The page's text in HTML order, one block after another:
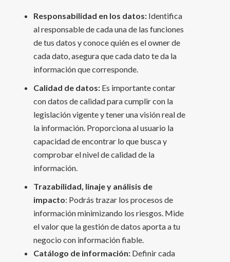
Responsabilidad en los datos: Identifica
al responsable de cada una de las funciones
de tus datos y conoce quién es el owner de
cada dato, asegura que cada dato te da la
información que corresponde.
Calidad de datos: Es importante contar
con datos de calidad para cumplir con la
legislación vigente y tener una visión real de
la información. Proporciona al usuario la
capacidad de encontrar lo que busca y
comprobar el nivel de calidad de la
información.
Trazabilidad, linaje y análisis de
impacto: Podrás trazar los procesos de
información minimizando los riesgos. Mide
el valor que la gestión de datos aporta a tu
negocio con información fiable.
Catálogo de información: Definir cada